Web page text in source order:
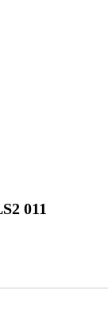
011